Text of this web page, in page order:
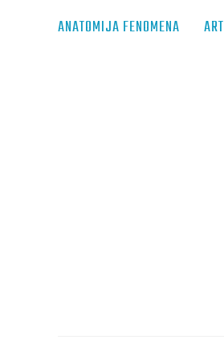
ANATOMIJA FENOMENA ART